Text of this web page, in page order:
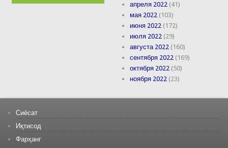
апреля 2022 (41)
мая 2022 (103)
июня 2022 (172)
июля 2022 (29)
августа 2022 (160)
сентября 2022 (169)
октября 2022 (50)
ноября 2022 (23)
Сиёсат
Иқтисод
Фарҳанг